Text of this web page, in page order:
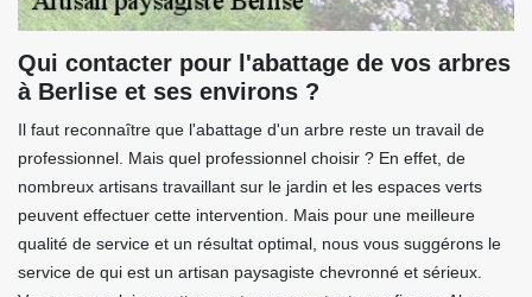
Qui contacter pour l'abattage de vos arbres
à Berlise et ses environs ?
Il faut reconnaître que l'abattage d'un arbre reste un travail de
professionnel. Mais quel professionnel choisir ? En effet, de
nombreux artisans travaillant sur le jardin et les espaces verts
peuvent effectuer cette intervention. Mais pour une meilleure
qualité de service et un résultat optimal, nous vous suggérons le
service de qui est un artisan paysagiste chevronné et sérieux.